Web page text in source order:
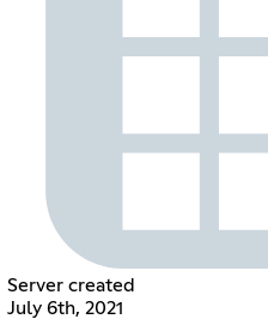
Server created
July 6th, 2021